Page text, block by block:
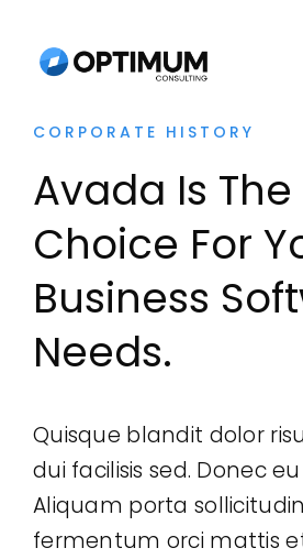
About
Recruitment
Consulting
Technology
Legal
CORPORATE HISTORY
Avada Is
Choice For
Business
Needs.
Quisque blandit dolor
dui facilisis sed. Donec
Aliquam porta
fermentum orci mattis